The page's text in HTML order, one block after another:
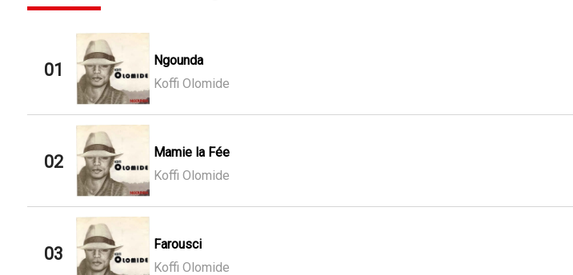
01
Ngounda
Koffi Olomide
02
Mamie la Fée
Koffi Olomide
03
Farousci
Koffi Olomide